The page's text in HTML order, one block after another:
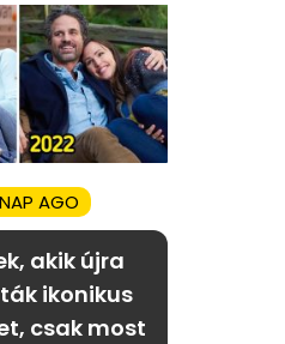
AGO
akik újra
ikonikus
csak most